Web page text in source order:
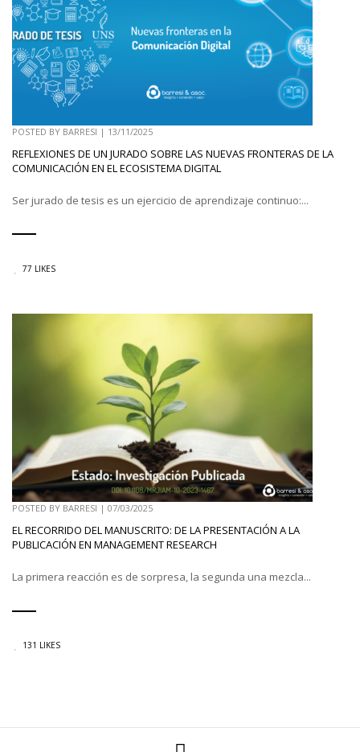
POSTED BY BARRESI | 13/11/2025
REFLEXIONES DE UN JURADO SOBRE LAS NUEVAS FRONTERAS DE LA
COMUNICACIÓN EN EL ECOSISTEMA DIGITAL
Ser jurado de tesis es un ejercicio de aprendizaje continuo:...
77 LIKES
POSTED BY BARRESI | 07/03/2025
EL RECORRIDO DEL MANUSCRITO: DE LA PRESENTACIÓN A LA
PUBLICACIÓN EN MANAGEMENT RESEARCH
La primera reacción es de sorpresa, la segunda una mezcla...
131 LIKES